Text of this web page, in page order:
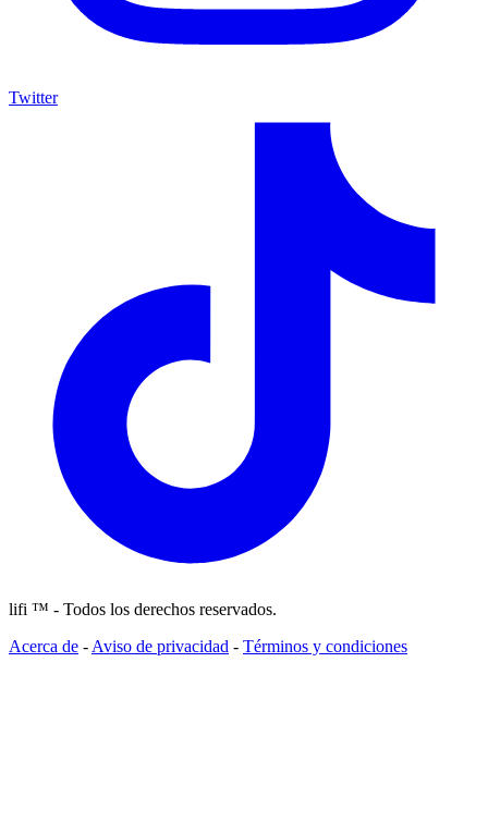
Twitter
lifi ™ - Todos los derechos reservados.
Acerca de - Aviso de privacidad - Términos y condiciones